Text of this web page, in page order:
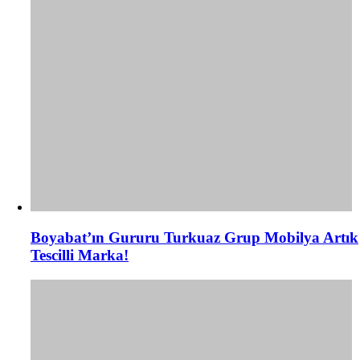
Boyabat’ın Gururu Turkuaz Grup Mobilya Artık
Tescilli Marka!